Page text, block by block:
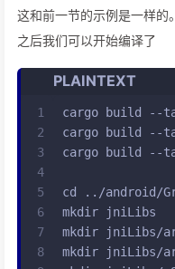
这和前一节的示例是一样
之后我们可以开始编译了
PLAINTEXT
1
2
3
4
5
6
7
8
cargo build --
cargo build --
cargo build --
cd ../android/
mkdir jniLibs
mkdir jniLibs/
mkdir jniLibs/